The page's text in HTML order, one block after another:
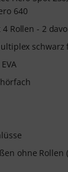
640
Rollen - 2
schwarz
ohne Rollen